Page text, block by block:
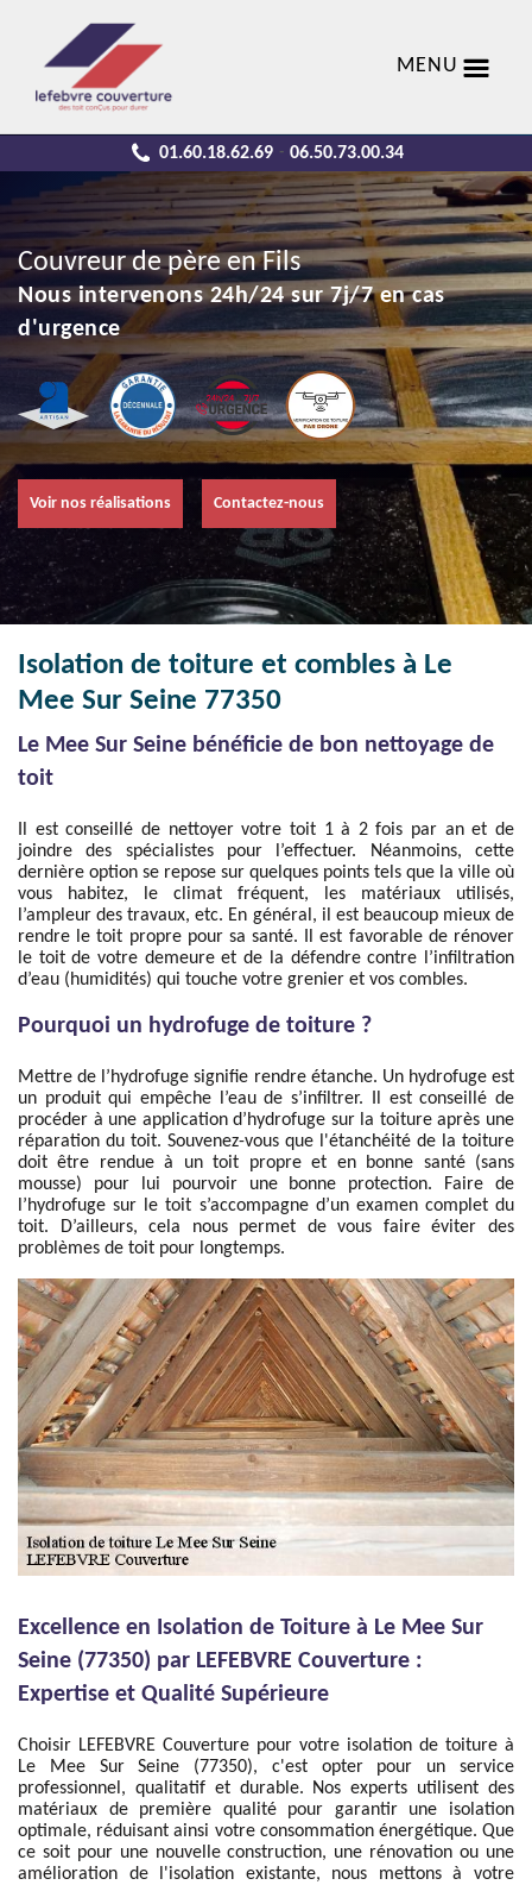
MENU
01.60.18.62.69 - 06.50.73.00.34
Couvreur de père en Fils
Nous intervenons 24h/24 sur 7j/7 en cas
d'urgence
Voir nos réalisations Contactez-nous
Isolation de toiture et combles à Le
Mee Sur Seine 77350
Le Mee Sur Seine bénéficie de bon nettoyage de
toit
Il est conseillé de nettoyer votre toit 1 à 2 fois par an et de
joindre des spécialistes pour l’effectuer. Néanmoins, cette
dernière option se repose sur quelques points tels que la ville où
vous habitez, le climat fréquent, les matériaux utilisés,
l’ampleur des travaux, etc. En général, il est beaucoup mieux de
rendre le toit propre pour sa santé. Il est favorable de rénover
le toit de votre demeure et de la défendre contre l’infiltration
d’eau (humidités) qui touche votre grenier et vos combles.
Pourquoi un hydrofuge de toiture ?
Mettre de l’hydrofuge signifie rendre étanche. Un hydrofuge est
un produit qui empêche l’eau de s’infiltrer. Il est conseillé de
procéder à une application d’hydrofuge sur la toiture après une
réparation du toit. Souvenez-vous que l'étanchéité de la toiture
doit être rendue à un toit propre et en bonne santé (sans
mousse) pour lui pourvoir une bonne protection. Faire de
l’hydrofuge sur le toit s’accompagne d’un examen complet du
toit. D’ailleurs, cela nous permet de vous faire éviter des
problèmes de toit pour longtemps.
Excellence en Isolation de Toiture à Le Mee Sur
Seine (77350) par LEFEBVRE Couverture :
Expertise et Qualité Supérieure
Choisir LEFEBVRE Couverture pour votre isolation de toiture à
Le Mee Sur Seine (77350), c'est opter pour un service
professionnel, qualitatif et durable. Nos experts utilisent des
matériaux de première qualité pour garantir une isolation
optimale, réduisant ainsi votre consommation énergétique. Que
ce soit pour une nouvelle construction, une rénovation ou une
amélioration de l'isolation existante, nous mettons à votre